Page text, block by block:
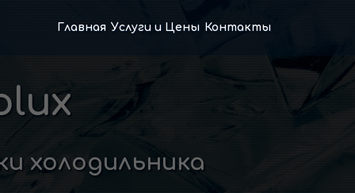
Главная Услуги и Цены Контакты
холодильника